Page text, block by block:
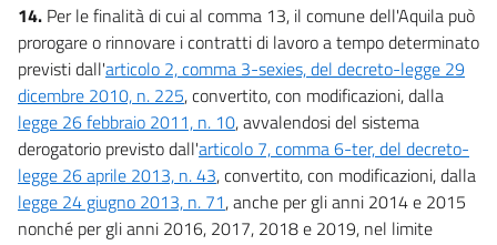
14. Per le finalità di cui al comma 13, il comune dell'Aquila può
prorogare o rinnovare i contratti di lavoro a tempo determinato
previsti dall'articolo 2, comma 3-sexies, del decreto-legge 29
dicembre 2010, n. 225, convertito, con modificazioni, dalla
legge 26 febbraio 2011, n. 10, avvalendosi del sistema
derogatorio previsto dall'articolo 7, comma 6-ter, del decreto-
legge 26 aprile 2013, n. 43, convertito, con modificazioni, dalla
legge 24 giugno 2013, n. 71, anche per gli anni 2014 e 2015
nonché per gli anni 2016, 2017, 2018 e 2019, nel limite